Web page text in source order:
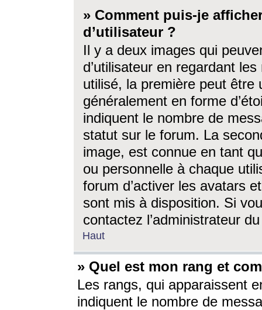
» Comment puis-je
d’utilisateur ?
Il y a deux images qui
d’utilisateur en regardant
utilisé, la première peut être
généralement en forme
indiquent le nombre de
statut sur le forum. La
image, est connue en tant
ou personnelle à chaque
forum d’activer les avatars
sont mis à disposition. Si
contactez l’administrateur
Haut
» Quel est mon rang et
Les rangs, qui apparaissent
indiquent le nombre de